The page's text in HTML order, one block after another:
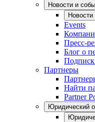
Новости и
Events
Пресс-
Блог о
Партнеры
Найти
Partner
Юридический